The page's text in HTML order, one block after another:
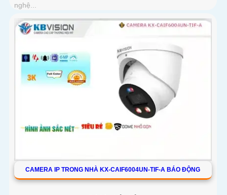
nghệ...
CAMERA IP TRONG NHÀ KX-CAIF6004UN-TIF-A BÁO ĐỘNG